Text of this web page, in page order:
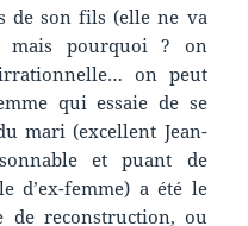
de son fils (elle ne va
mais pourquoi ? on
on peut
qui essaie de se
mari (excellent Jean-
et puant de
d’ex-femme) a été le
de reconstruction, ou